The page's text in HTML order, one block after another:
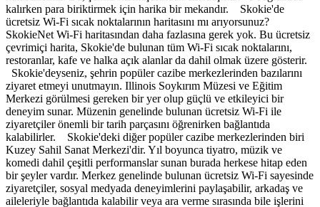
kalırken para biriktirmek için harika bir mekandır. Skokie'de
ücretsiz Wi-Fi sıcak noktalarının haritasını mı arıyorsunuz?
SkokieNet Wi-Fi haritasından daha fazlasına gerek yok. Bu ücretsiz
çevrimiçi harita, Skokie'de bulunan tüm Wi-Fi sıcak noktalarını,
restoranlar, kafe ve halka açık alanlar da dahil olmak üzere gösterir.
Skokie'deyseniz, şehrin popüler cazibe merkezlerinden bazılarını
ziyaret etmeyi unutmayın. Illinois Soykırım Müzesi ve Eğitim
Merkezi görülmesi gereken bir yer olup güçlü ve etkileyici bir
deneyim sunar. Müzenin genelinde bulunan ücretsiz Wi-Fi ile
ziyaretçiler önemli bir tarih parçasını öğrenirken bağlantıda
kalabilirler. Skokie'deki diğer popüler cazibe merkezlerinden biri
Kuzey Sahil Sanat Merkezi'dir. Yıl boyunca tiyatro, müzik ve
komedi dahil çeşitli performanslar sunan burada herkese hitap eden
bir şeyler vardır. Merkez genelinde bulunan ücretsiz Wi-Fi sayesinde
ziyaretçiler, sosyal medyada deneyimlerini paylaşabilir, arkadaş ve
aileleriyle bağlantıda kalabilir veya ara verme sırasında bile işlerini